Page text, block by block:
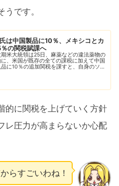
です。
は中国製品に10％、メキシコとカ
の関税賦課へ
期米大統領は25日、麻薬などの違法薬物の
、米国が既存の全ての課税に加えて中国
に10％の追加関税を課すと、自身のソー
的に関税を上げていく方針
レ圧力が高まらないか心配
らすごいわね！